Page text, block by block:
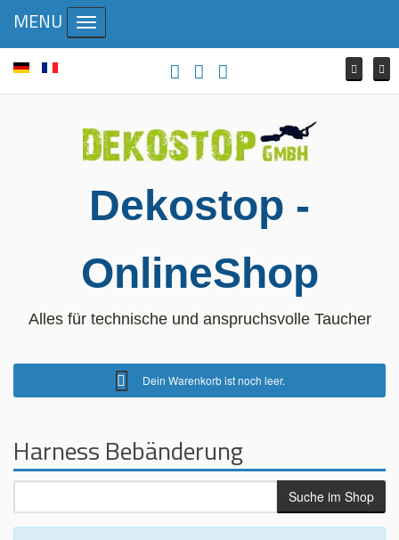
Dekostop -
OnlineShop
Alles für technische und anspruchsvolle Taucher
Dein Warenkorb ist noch leer.
MENU Toggle navigation
Harness Bebänderung